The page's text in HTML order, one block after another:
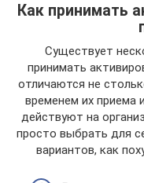
Как принимать
Существует
принимать
отличаются не
временем их приема
действуют на
просто выбрать для
вариантов, как